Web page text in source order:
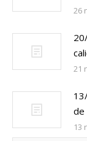
26
21
de
13